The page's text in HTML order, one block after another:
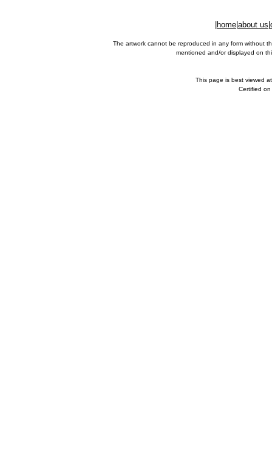
home about us
The artwork cannot be reproduced in any form without
mentioned and/or displayed on
This page is best viewed
Certified on